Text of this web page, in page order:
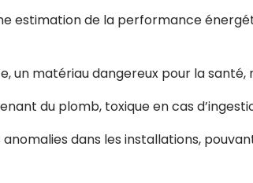
estimation de la performance
un matériau dangereux pour la santé,
du plomb, toxique en cas
dans les installations,